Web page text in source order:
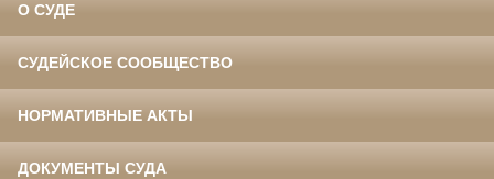
О СУДЕ
СУДЕЙСКОЕ СООБЩЕСТВО
НОРМАТИВНЫЕ АКТЫ
ДОКУМЕНТЫ СУДА